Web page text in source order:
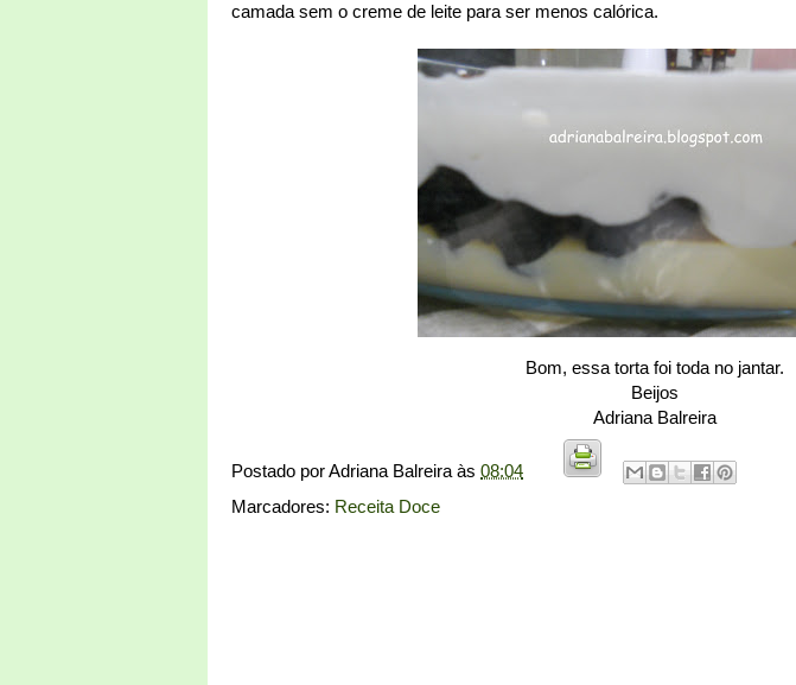
camada sem o creme de leite para ser menos calórica.
Bom, essa torta foi toda no jantar.
Beijos
Adriana Balreira
Postado porAdriana Balreira às 08:04
Marcadores: Receita Doce